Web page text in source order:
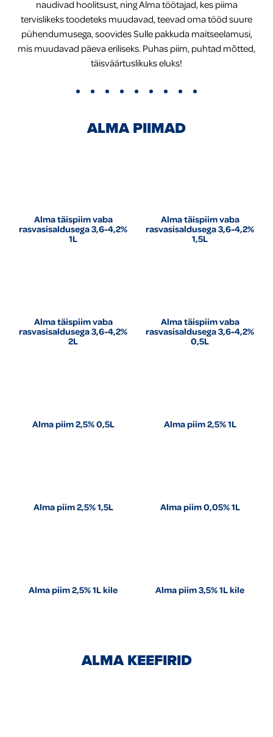
Global
naudivad hoolitsust, ning Alma töötajad, kes piima
tervislikeks toodeteks muudavad, teevad oma tööd suure
pühendumusega, soovides Sulle pakkuda maitseelamusi,
mis muudavad päeva eriliseks. Puhas piim, puhtad mõtted,
täisväärtuslikuks eluks!
ALMA PIIMAD
Alma täispiim vaba
rasvasisaldusega 3,6-4,2%
1L
Alma täispiim vaba
rasvasisaldusega 3,6-4,2%
1,5L
Alma täispiim vaba
rasvasisaldusega 3,6-4,2%
2L
Alma täispiim vaba
rasvasisaldusega 3,6-4,2%
0,5L
Alma piim 2,5% 0,5L Alma piim 2,5% 1L
Alma piim 2,5% 1,5L Alma piim 0,05% 1L
Alma piim 2,5% 1L kile Alma piim 3,5% 1L kile
ALMA KEEFIRID